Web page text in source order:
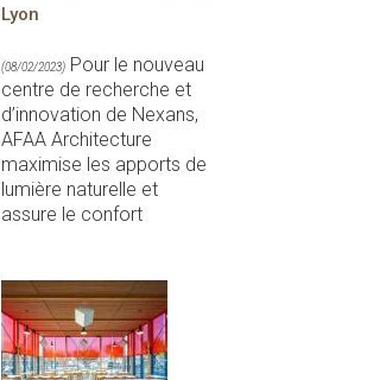
Lyon
(08/02/2023) Pour le nouveau
centre de recherche et
d’innovation de Nexans,
AFAA Architecture
maximise les apports de
lumière naturelle et
assure le confort